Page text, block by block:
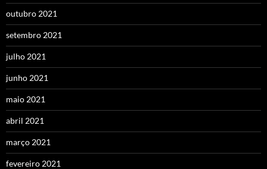
outubro 2021
setembro 2021
julho 2021
junho 2021
maio 2021
abril 2021
março 2021
fevereiro 2021